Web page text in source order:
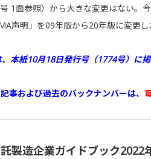
1面参照）から大きな変更はない。
声明」を09年版から20年版に変更し
本紙10月18日発行号（1774号）に掲
事および過去のバックナンバーは、
製造企業ガイドブック2022